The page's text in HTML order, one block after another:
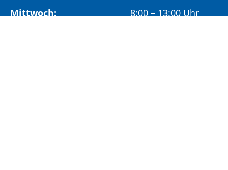
Mittwoch:8:00 – 13:00 Uhr